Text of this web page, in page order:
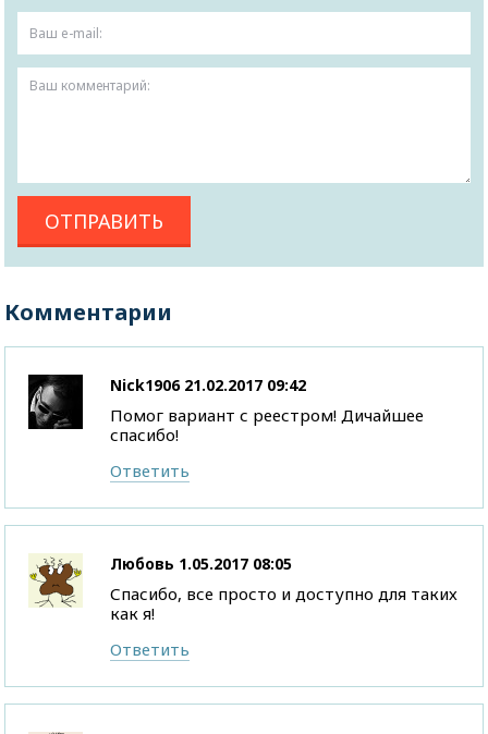
Комментарии
Nick1906 21.02.2017 09:42
Помог вариант с реестром! Дичайшее
спасибо!
Ответить
Любовь 1.05.2017 08:05
Спасибо, все просто и доступно для таких
как я!
Ответить